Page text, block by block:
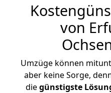
von
Umzüge können
aber keine Sorge,
diegünstigste